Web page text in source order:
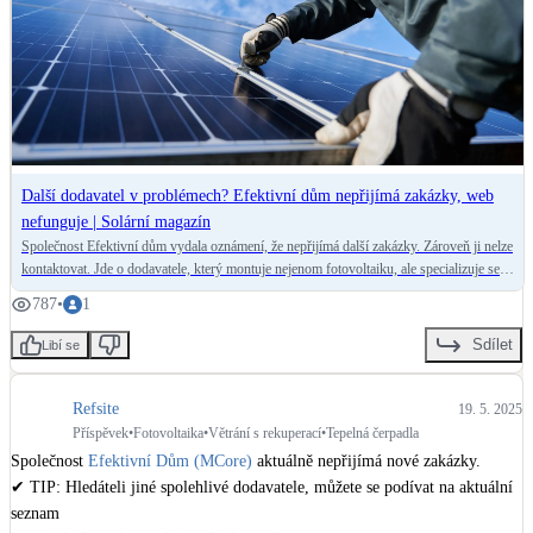
Další dodavatel v problémech? Efektivní dům nepřijímá zakázky, web
nefunguje | Solární magazín
Společnost Efektivní dům vydala oznámení, že nepřijímá další zakázky. Zároveň ji nelze
kontaktovat. Jde o dodavatele, který montuje nejenom fotovoltaiku, ale specializuje se
na všechny typy vytápění, rekuperace a dalších technologií.
787• 1
Libí se Sdílet
Refsite
19. 5. 2025
Příspěvek•Fotovoltaika•Větrání s rekuperací•Tepelná čerpadla
Společnost Efektivní Dům (MCore) aktuálně nepřijímá nové zakázky.
✔ TIP: Hledáteli jiné spolehlivé dodavatele, můžete se podívat na aktuální